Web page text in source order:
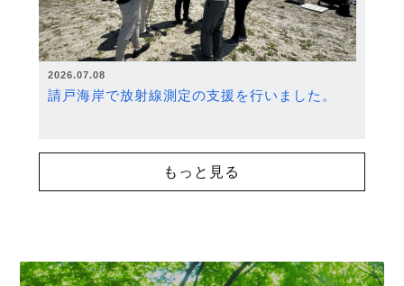
2026.07.08
請戸海岸で放射線測定の支援を行いました。
もっと見る